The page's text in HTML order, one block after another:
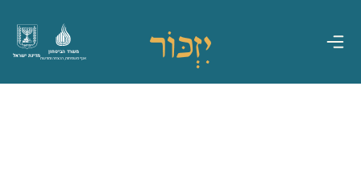
מדינת ישראל
משרד הביטחון
אגף משפחות, הנצחה ומורשת